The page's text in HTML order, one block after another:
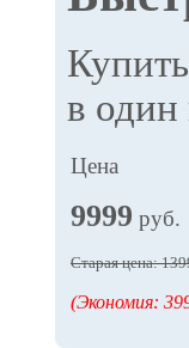
в один
Цена
9999 руб.
Старая цена:
(Экономия: